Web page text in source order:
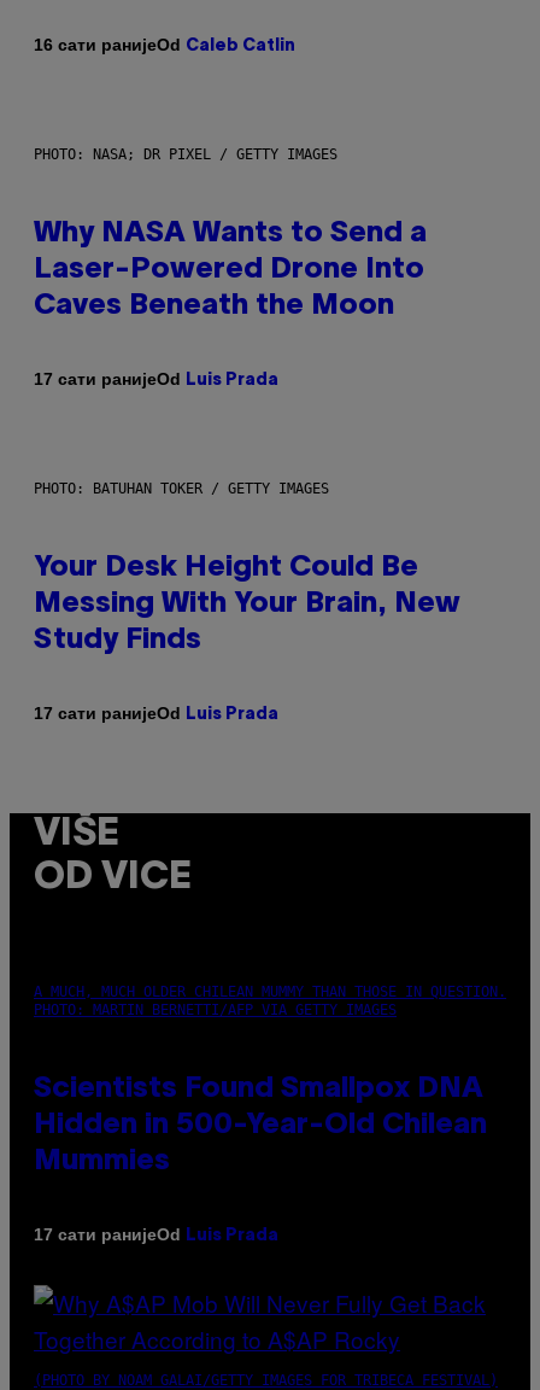
16 сати ранијеOd Caleb Catlin
PHOTO: NASA; DR PIXEL / GETTY IMAGES
Why NASA Wants to Send a
Laser-Powered Drone Into
Caves Beneath the Moon
17 сати ранијеOd Luis Prada
PHOTO: BATUHAN TOKER / GETTY IMAGES
Your Desk Height Could Be
Messing With Your Brain, New
Study Finds
17 сати ранијеOd Luis Prada
VIŠE
OD VICE
A MUCH, MUCH OLDER CHILEAN MUMMY THAN THOSE IN QUESTION.
PHOTO: MARTIN BERNETTI/AFP VIA GETTY IMAGES
Scientists Found Smallpox DNA
Hidden in 500-Year-Old Chilean
Mummies
17 сати ранијеOd Luis Prada
(PHOTO BY NOAM GALAI/GETTY IMAGES FOR TRIBECA FESTIVAL)